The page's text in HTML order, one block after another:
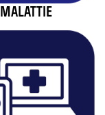
MALATTIE